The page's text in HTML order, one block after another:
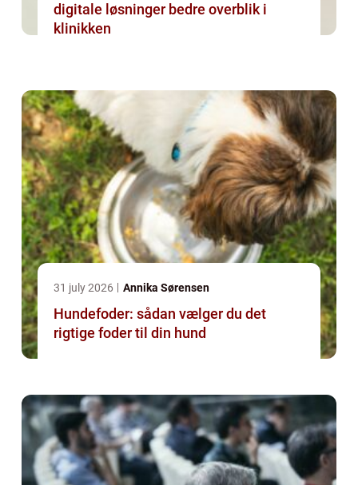
digitale løsninger bedre overblik i
klinikken
31 july 2026 Annika Sørensen
Hundefoder: sådan vælger du det
rigtige foder til din hund